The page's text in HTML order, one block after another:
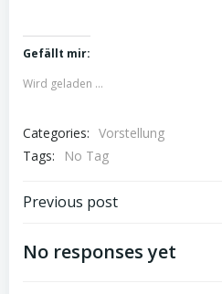
Gefällt mir:
Wird geladen …
Categories: Vorstellung
Tags:
No Tag
Post
navigation
Previous post
No responses yet